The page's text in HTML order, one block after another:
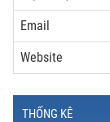
Email
Website
THỐNG KÊ